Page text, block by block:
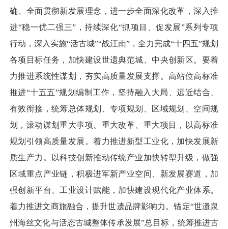
确、全面贯彻新发展理念，进一步全面深化改革，深入推
进“稳一优二强三”，持续深化“抓项目、促发展”系列专项
行动，深入实施“活古城”“战江南”，全力完成“十四五”规划
各项目标任务，加快建设世遗典范城、中央创新区。要着
力推进系统性谋划，夯实高质量发展支撑。高站位高标准
推进“十五五”规划编制工作，坚持融入大局、远近结合、
有效衔接，统筹总体规划、专项规划、区域规划、空间规
划，滚动谋划重大事项、重大改革、重大项目，以高标准
规划引领高质量发展。着力推进新型工业化，加快发展新
质生产力。以科技创新推动传统产业加快转型升级，做强
区域重点产业链，积极进军新产业空间、新发展赛道，加
强创新平台、工业设计赋能，加快建设现代化产业体系。
着力推进文商旅融合，提升世遗品牌影响力。锚定“世遗泉
州海丝文化与活态古城整体传承发展”总目标，统筹推进古